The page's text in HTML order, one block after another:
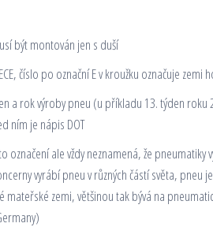
být montován jen s duší
číslo po označní E v kroužku označuje zemi
a rok výroby pneu (u příkladu 13. týden roku
ním je nápis DOT
označení ale vždy neznamená, že
vyrábí pneu v různých částí světa, pneu
zemi, většinou tak bývá na